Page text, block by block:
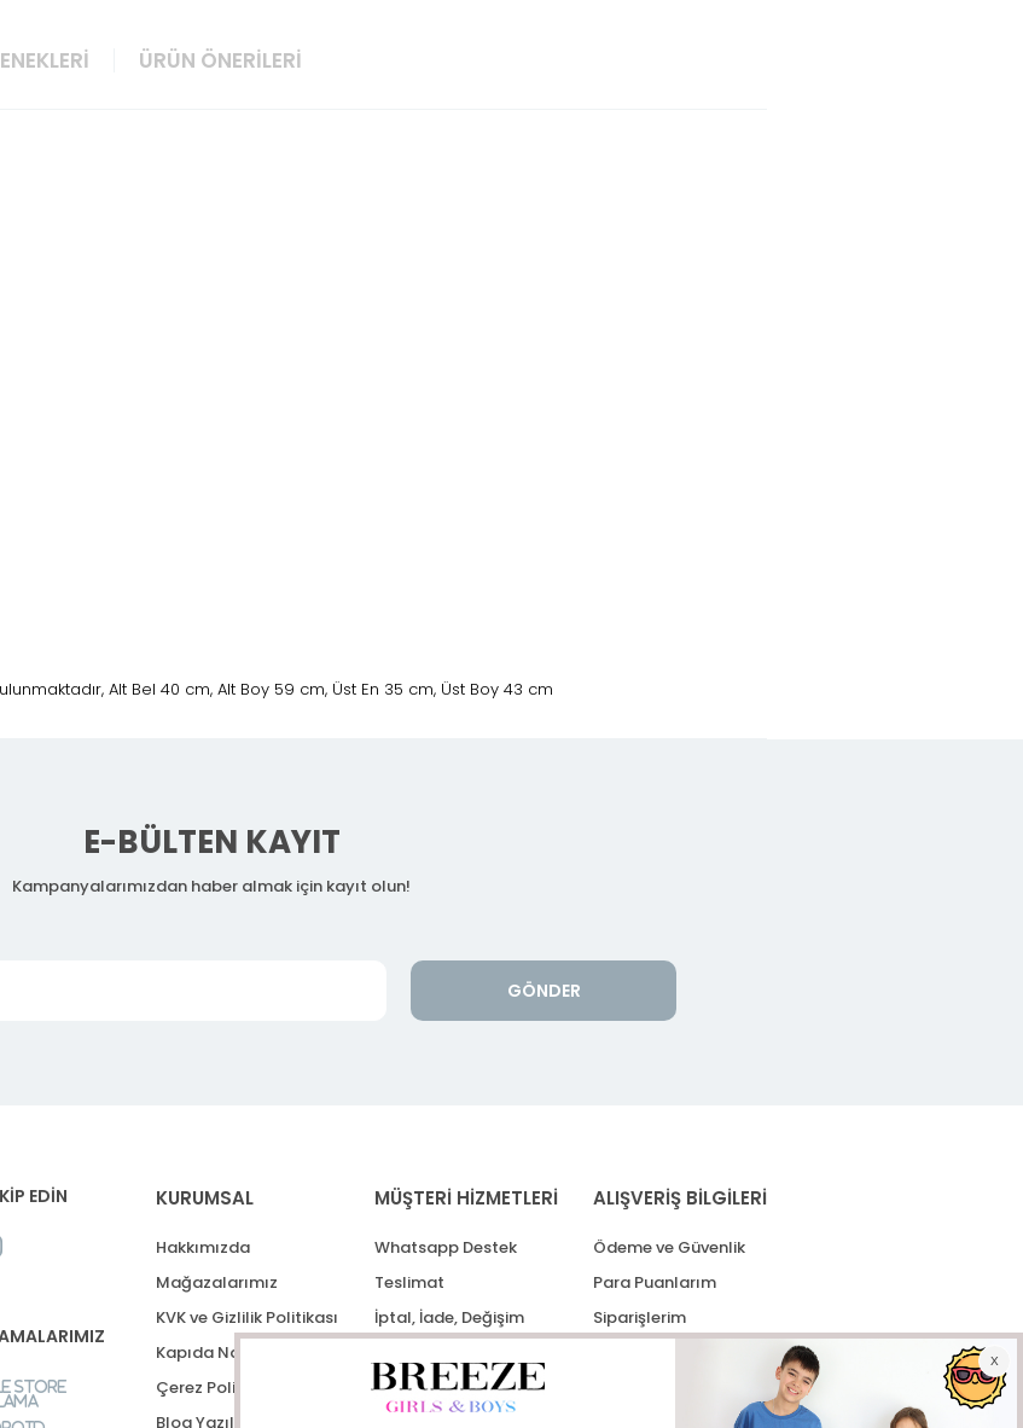
ÜRÜN ÖNERILERI
Alt Bel 40 cm, Alt Boy 59 cm, Üst En 35 cm, Üst Boy 43 cm
E-BÜLTEN KAYIT
Kampanyalarımızdan haber almak için kayıt olun!
GÖNDER
EDİN
Store
KURUMSAL
Hakkımızda
Mağazalarımız
KVK ve Gizlilik Politikası
Kapıda Nakit Ödeme
Çerez Politikası
Blog Yazıları
MÜŞTERİ HİZMETLERİ
Whatsapp Destek
Teslimat
İptal, İade, Değişim
ALIŞVERİŞ BİLGİLERİ
Ödeme ve Güvenlik
Para Puanlarım
Siparişlerim